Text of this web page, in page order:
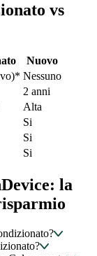
vs
Nuovo
Nessuno
2 anni
Alta
Si
Si
Si
la